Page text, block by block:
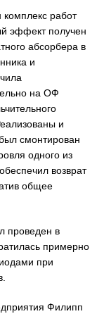
работ
эффект получен
абсорбера в
и
на ОФ
и
смонтирован
одного из
возврат
общее
проведен в
примерно
при
Филипп